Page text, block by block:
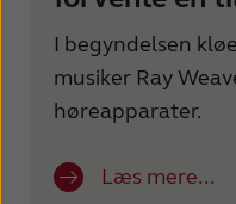
عربي
I begyndelsen
musiker Ray
høreapparater.
Læs mere...